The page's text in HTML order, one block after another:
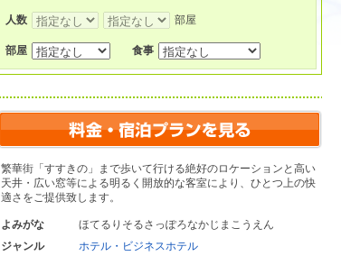
人数 部屋
部屋 食事
繁華街「すすきの」まで歩いて行ける絶好のロケーションと高い
天井・広い窓等による明るく開放的な客室により、ひとつ上の快
適さをご提供致します。
よみがな
ほてるりそるさっぽろなかじまこうえん
ジャンル
ホテル・ビジネスホテル